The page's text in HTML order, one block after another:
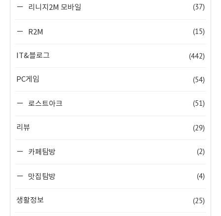
리니지2M 모바일 (37)
R2M (15)
IT&블로그 (442)
PC게임 (54)
로스트아크 (51)
리뷰 (29)
카페탐방 (2)
맛집탐방 (4)
생활정보 (25)